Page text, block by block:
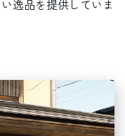
逸品を提供していま